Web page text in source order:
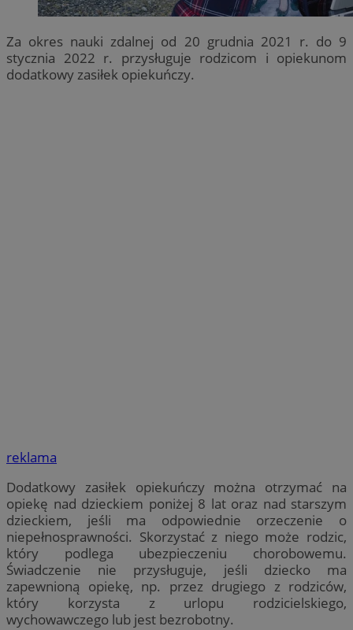
Za okres nauki zdalnej od 20 grudnia 2021 r. do 9
stycznia 2022 r. przysługuje rodzicom i opiekunom
dodatkowy zasiłek opiekuńczy.
reklama
Dodatkowy zasiłek opiekuńczy można otrzymać na
opiekę nad dzieckiem poniżej 8 lat oraz nad starszym
dzieckiem, jeśli ma odpowiednie orzeczenie o
niepełnosprawności. Skorzystać z niego może rodzic,
który podlega ubezpieczeniu chorobowemu.
Świadczenie nie przysługuje, jeśli dziecko ma
zapewnioną opiekę, np. przez drugiego z rodziców,
który korzysta z urlopu rodzicielskiego,
wychowawczego lub jest bezrobotny.